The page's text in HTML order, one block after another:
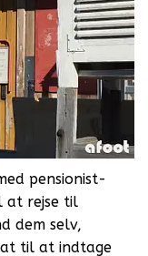
pensionist-
at rejse til
dem selv,
til at indtage